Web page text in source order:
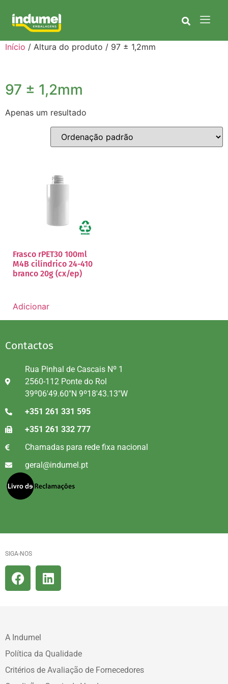
Início / Altura do produto / 97 ± 1,2mm
97 ± 1,2mm
Apenas um resultado
Frasco rPET30 100ml
M4B cilíndrico 24-410
branco 20g (cx/ep)
Adicionar
Contactos
Rua Pinhal de Cascais Nº 1
2560-112 Ponte do Rol
39º06'49.60"N 9º18'43.13"W
+351 261 331 595
+351 261 332 777
Chamadas para rede fixa nacional
geral@indumel.pt
SIGA-NOS
A Indumel
Política da Qualidade
Critérios de Avaliação de Fornecedores